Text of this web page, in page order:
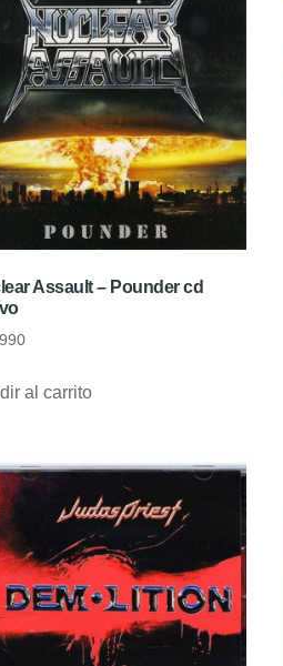
Assault – Pounder cd
al carrito